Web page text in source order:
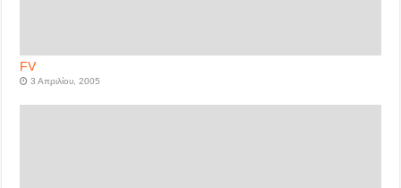
FV
3 Απριλίου, 2005